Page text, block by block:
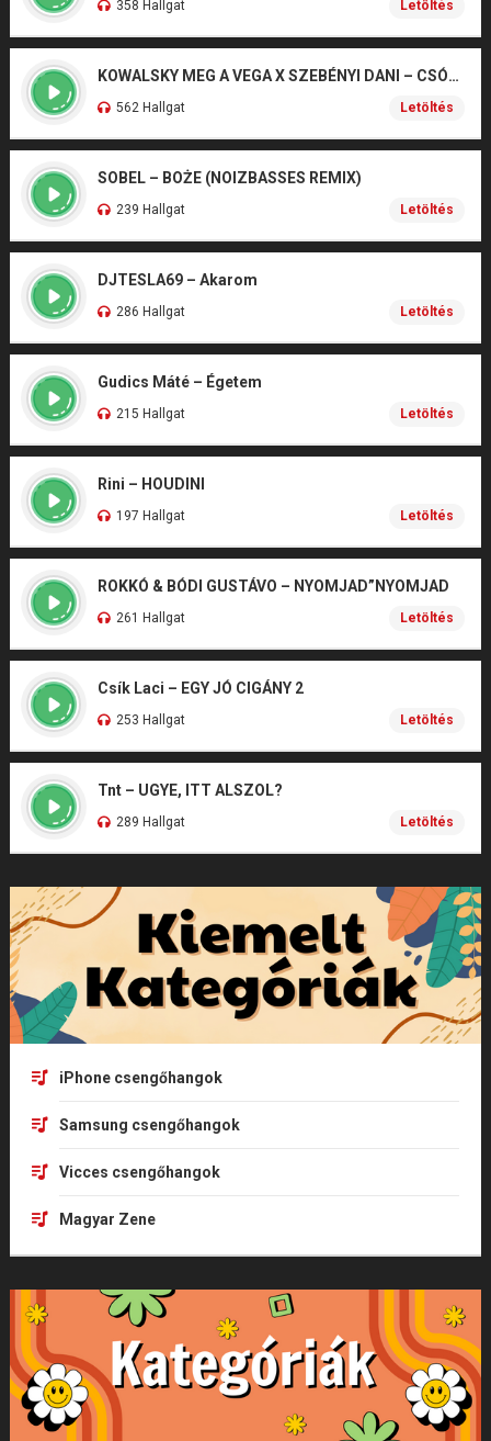
358 Hallgat Letöltés
KOWALSKY MEG A VEGA X SZEBÉNYI DANI – CSÓNAK
562 Hallgat Letöltés
SOBEL – BOŻE (NOIZBASSES REMIX)
239 Hallgat Letöltés
DJTESLA69 – Akarom
286 Hallgat Letöltés
Gudics Máté – Égetem
215 Hallgat Letöltés
Rini – HOUDINI
197 Hallgat Letöltés
ROKKÓ & BÓDI GUSTÁVO – NYOMJAD”NYOMJAD
261 Hallgat Letöltés
Csík Laci – EGY JÓ CIGÁNY 2
253 Hallgat Letöltés
Tnt – UGYE, ITT ALSZOL?
289 Hallgat Letöltés
iPhone csengőhangok
Samsung csengőhangok
Vicces csengőhangok
Magyar Zene